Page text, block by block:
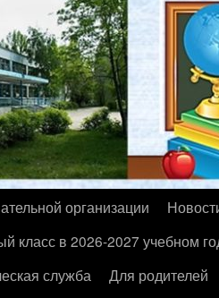
организации
класс в 2026-2027 учебном
служба
Для родителей